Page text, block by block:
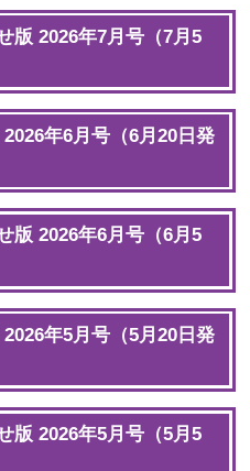
版 2026年7月号（7月5
年6月号（6月20日発
版 2026年6月号（6月5
年5月号（5月20日発
版 2026年5月号（5月5